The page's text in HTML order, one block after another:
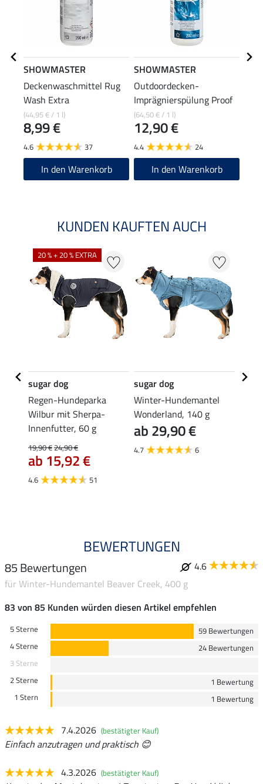
SHOWMASTER
Deckenwaschmittel Rug
Wash Extra
(44,95 € / 1 l)
8,99 €
4.6 37
In den Warenkorb
SHOWMASTER
Outdoordecken-
Imprägnierspülung Proof
Conditioner Extra
(64,50 € / 1 l)
12,90 €
4.4 24
In den Warenkorb
KUNDEN KAUFTEN AUCH
20 % + 20 % EXTRA
sugar dog
Regen-Hundeparka
Wilbur mit Sherpa-
Innenfutter, 60 g
19,90 €24,90 €
ab 15,92 €
4.6 51
sugar dog
Winter-Hundemantel
Wonderland, 140 g
ab 29,90 €
4.7 6
BEWERTUNGEN
85 Bewertungen
4.6
für Winter-Hundemantel Beaver Creek, 400 g
83 von 85 Kunden würden diesen Artikel empfehlen
5 Sterne
59 Bewertungen
4 Sterne
24 Bewertungen
3 Sterne
2 Sterne
1 Bewertung
1 Stern
1 Bewertung
7.4.2026 (bestätigter Kauf)
Einfach anzutragen und praktisch 😊
4.3.2026 (bestätigter Kauf)